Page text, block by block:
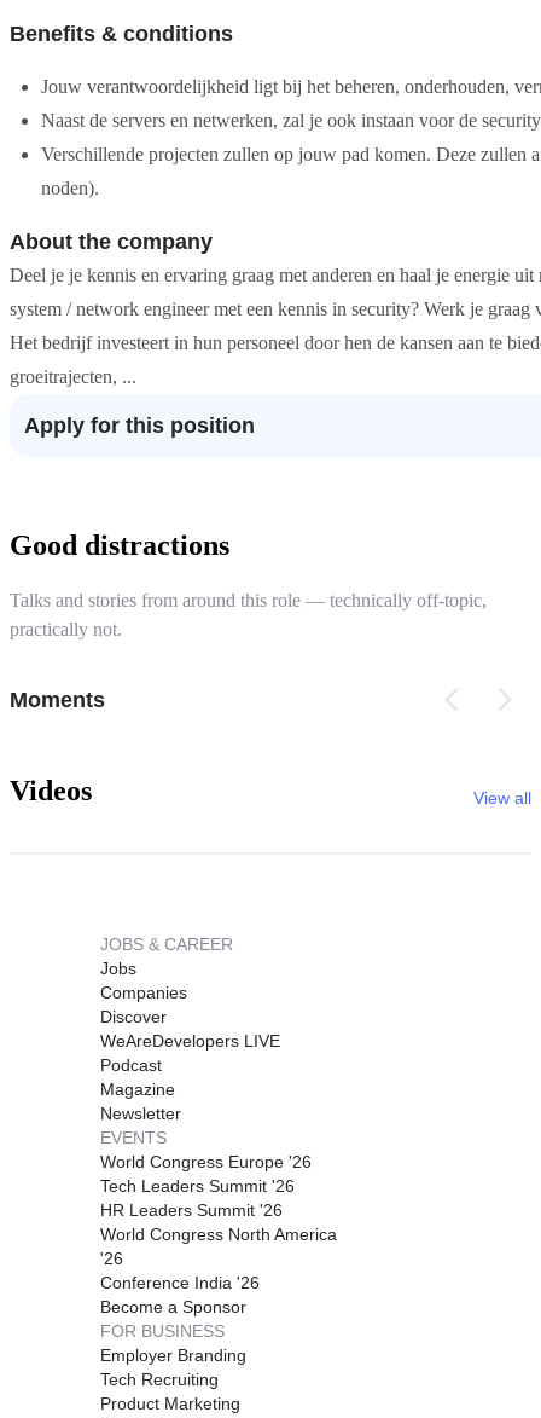
Benefits & conditions
Jouw verantwoordelijkheid ligt bij het beheren, onderhouden,
Naast de servers en netwerken, zal je ook instaan voor de
Verschillende projecten zullen op jouw pad komen. Deze zullen
noden).
About the company
Deel je je kennis en ervaring graag met anderen en haal je energie
system / network engineer met een kennis in security? Werk je
Het bedrijf investeert in hun personeel door hen de kansen aan te
groeitrajecten, ...
Apply for this position
Good distractions
Talks and stories from around this role — technically off-topic,
practically not.
Moments
Videos View all
JOBS & CAREER
Jobs
Companies
Discover
WeAreDevelopers LIVE
Podcast
Magazine
Newsletter
EVENTS
World Congress Europe '26
Tech Leaders Summit '26
HR Leaders Summit '26
World Congress North America
'26
Conference India '26
Become a Sponsor
FOR BUSINESS
Employer Branding
Tech Recruiting
Product Marketing